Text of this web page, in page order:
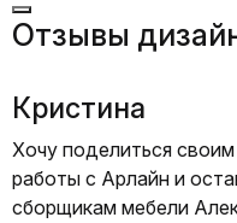
Отзывы
Кристина
Хочу поделиться
работы с Арлайн и
сборщикам мебели